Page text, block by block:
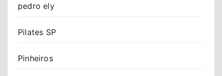
pedro ely
Pilates SP
Pinheiros